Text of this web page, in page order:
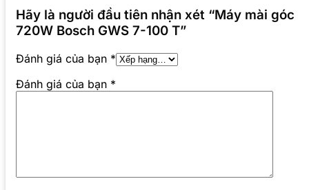
Hãy là người đầu tiên nhận xét “Máy mài góc
720W Bosch GWS 7-100 T”
Đánh giá của bạn *
Đánh giá của bạn *